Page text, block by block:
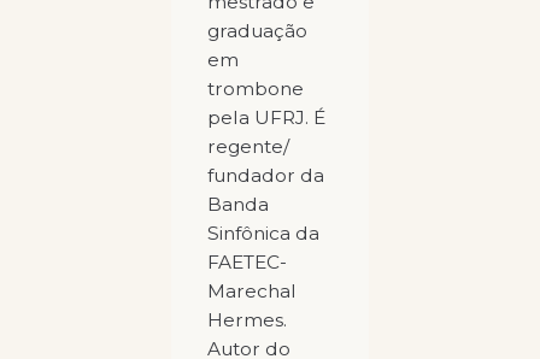
graduação
em
trombone
pela UFRJ. É
regente/
fundador da
Banda
Sinfônica da
FAETEC-
Marechal
Hermes.
Autor do